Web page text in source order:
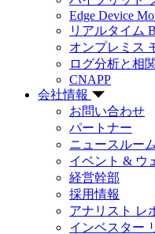
Edge Device
リアルタイム
オンプレミス
ログ分析と相関
CNAPP
会社情報
お問い合わせ
パートナー
ニュースルーム
イベント & ウ
経営幹部
採用情報
アナリスト レ
インベスター